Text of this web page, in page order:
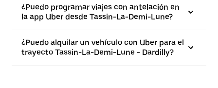
¿Puedo programar viajes con antelación en
la app Uber desde Tassin-La-Demi-Lune?
¿Puedo alquilar un vehículo con Uber para el
trayecto Tassin-La-Demi-Lune - Dardilly?